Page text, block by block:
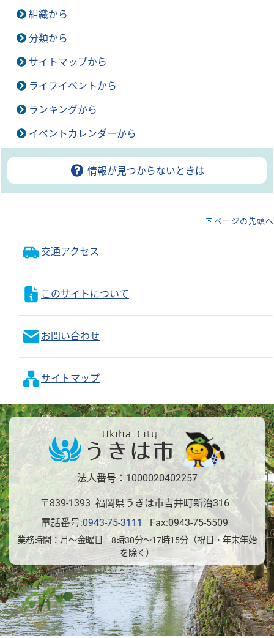
組織から
分類から
サイトマップから
ライフイベントから
ランキングから
イベントカレンダーから
情報が見つからないときは
ページの先頭へ
交通アクセス
このサイトについて
お問い合わせ
サイトマップ
法人番号：1000020402257
〒839-1393 福岡県うきは市吉井町新治316
電話番号:0943-75-3111 Fax:0943-75-5509
業務時間：月～金曜日 8時30分～17時15分（祝日・年末年始
を除く）